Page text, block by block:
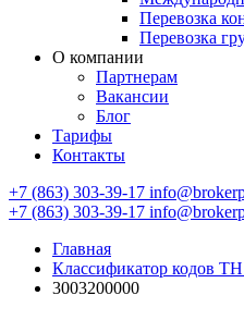
Перевозка
Перевозка
О компании
Партнерам
Вакансии
Блог
Тарифы
Контакты
+7 (863) 303-39-17
+7 (863) 303-39-17
Главная
Классификатор кодов
3003200000